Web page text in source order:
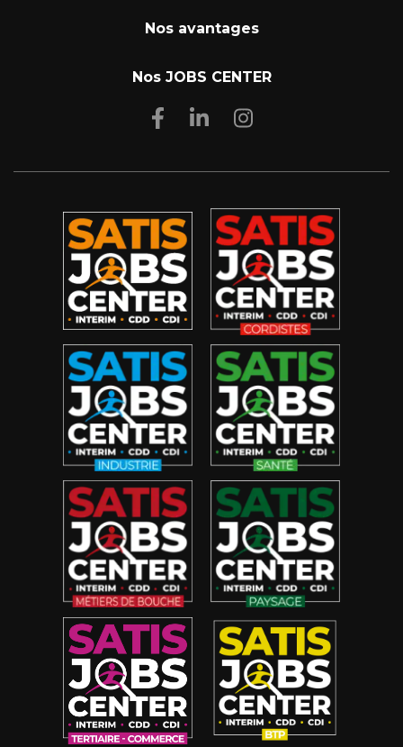
Nos avantages
Nos JOBS CENTER